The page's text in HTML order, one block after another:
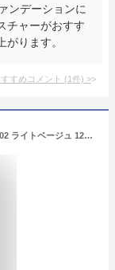
ンデーションに
チャーがおすす
ります。
すめコメント (1件) >
ファシオ BB ティント クッション 耐久カバー 02 ライトベージュ 12g SPF50+/PA++++ カバー ウォータープルーフ